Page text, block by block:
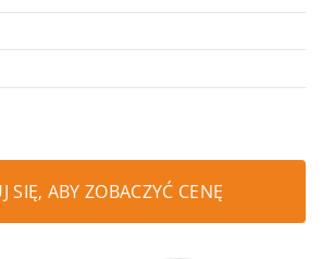
SIĘ, ABY ZOBACZYĆ CENĘ